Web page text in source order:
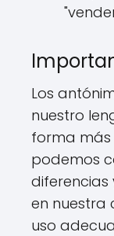
Los
nuestro
forma más
podemos
en nuestra
uso